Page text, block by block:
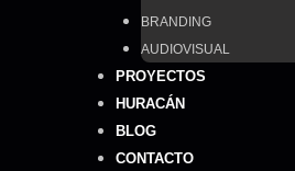
BRANDING
AUDIOVISUAL
PROYECTOS
HURACÁN
BLOG
CONTACTO